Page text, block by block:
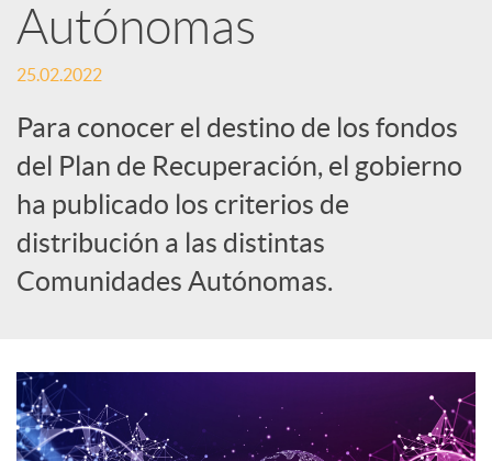
s
S
o
c
a
Autónomas
25.02.2022
Para conocer el destino de los fondos
del Plan de Recuperación, el gobierno
ha publicado los criterios de
distribución a las distintas
Comunidades Autónomas.